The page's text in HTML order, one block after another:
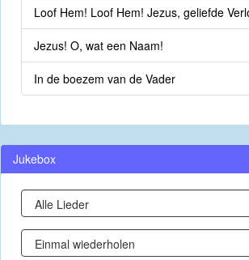
Loof Hem! Loof Hem! Jezus, geliefde
Jezus! O, wat een Naam!
In de boezem van de Vader
Jukebox